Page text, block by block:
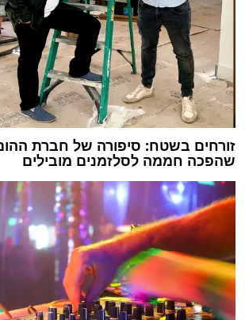
זורחים בשטח: סיפורה של חברת
שהפכה חממה לסלזמנים מובילים